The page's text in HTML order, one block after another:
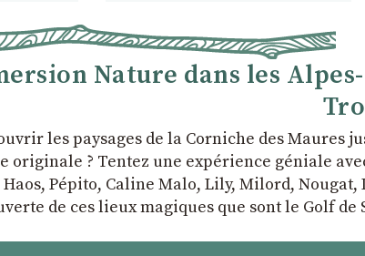
Nature dans les
les paysages de la Corniche des Maures
originale ? Tentez une expérience géniale
Haos, Pépito, Caline Malo, Lily, Milord,
de ces lieux magiques que sont le Golf